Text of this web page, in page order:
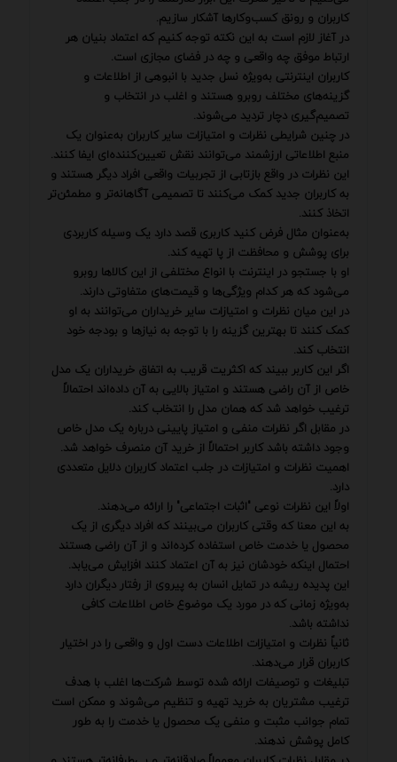
کاربران و رونق کسب‌وکارها آشکار سازیم.
در آغاز لازم است به این نکته توجه کنیم که اعتماد بنیان هر
ارتباط موفق چه واقعی و چه در فضای مجازی است.
کاربران اینترنتی به‌ویژه نسل جدید با انبوهی از اطلاعات و
گزینه‌های مختلف روبرو هستند و اغلب در انتخاب و
تصمیم‌گیری دچار تردید می‌شوند.
در چنین شرایطی نظرات و امتیازات سایر کاربران به‌عنوان یک
منبع اطلاعاتی ارزشمند می‌توانند نقش تعیین‌کننده‌ای ایفا کنند.
این نظرات در واقع بازتابی از تجربیات واقعی افراد دیگر هستند و
به کاربران جدید کمک می‌کنند تا تصمیمی آگاهانه‌تر و مطمئن‌تر
اتخاذ کنند.
به‌عنوان مثال فرض کنید کاربری قصد دارد یک وسیله کاربردی
برای پوشش و محافظت از پا تهیه کند.
او با جستجو در اینترنت با انواع مختلفی از این کالاها روبرو
می‌شود که هر کدام ویژگی‌ها و قیمت‌های متفاوتی دارند.
در این میان نظرات و امتیازات سایر خریداران می‌توانند به او
کمک کنند تا بهترین گزینه را با توجه به نیازها و بودجه خود
انتخاب کند.
اگر این کاربر ببیند که اکثریت قریب به اتفاق خریداران یک مدل
خاص از آن راضی هستند و امتیاز بالایی به آن داده‌اند احتمالاً
ترغیب خواهد شد که همان مدل را انتخاب کند.
در مقابل اگر نظرات منفی و امتیاز پایینی درباره یک مدل خاص
وجود داشته باشد کاربر احتمالاً از خرید آن منصرف خواهد شد.
اهمیت نظرات و امتیازات در جلب اعتماد کاربران دلایل متعددی
دارد.
اولاً این نظرات نوعی "اثبات اجتماعی" را ارائه می‌دهند.
به این معنا که وقتی کاربران می‌بینند که افراد دیگری از یک
محصول یا خدمت خاص استفاده کرده‌اند و از آن راضی هستند
احتمال اینکه خودشان نیز به آن اعتماد کنند افزایش می‌یابد.
این پدیده ریشه در تمایل انسان به پیروی از رفتار دیگران دارد
به‌ویژه زمانی که در مورد یک موضوع خاص اطلاعات کافی
نداشته باشد.
ثانیاً نظرات و امتیازات اطلاعات دست اول و واقعی را در اختیار
کاربران قرار می‌دهند.
تبلیغات و توصیفات ارائه شده توسط شرکت‌ها اغلب با هدف
ترغیب مشتریان به خرید تهیه و تنظیم می‌شوند و ممکن است
تمام جوانب مثبت و منفی یک محصول یا خدمت را به طور
کامل پوشش ندهند.